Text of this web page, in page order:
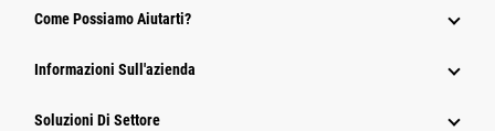
Come Possiamo Aiutarti?
Informazioni Sull'azienda
Soluzioni Di Settore